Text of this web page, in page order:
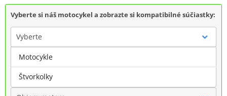
Vyberte si náš motocykel a zobrazte si kompatibilné súčiastky:
Vyberte
Značka
Motocykle
Štvorkolky